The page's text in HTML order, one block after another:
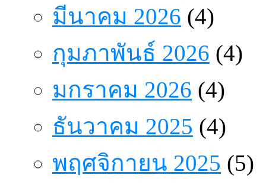
มีนาคม 2026 (4)
กุมภาพันธ์ 2026 (4)
มกราคม 2026 (4)
ธันวาคม 2025 (4)
พฤศจิกายน 2025 (5)